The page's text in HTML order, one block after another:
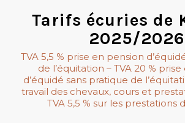
Tarifs écuries de
2025/2026
TVA 5,5 % prise en pension
de l’équitation – TVA 20 %
d’équidé sans pratique de
travail des chevaux, cours et
TVA 5,5 % sur les prestations